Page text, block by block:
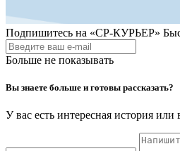
Подпишитесь на «СР-КУРЬЕР»
Больше не показывать
Вы знаете больше и готовы рассказать?
У вас есть интересная история